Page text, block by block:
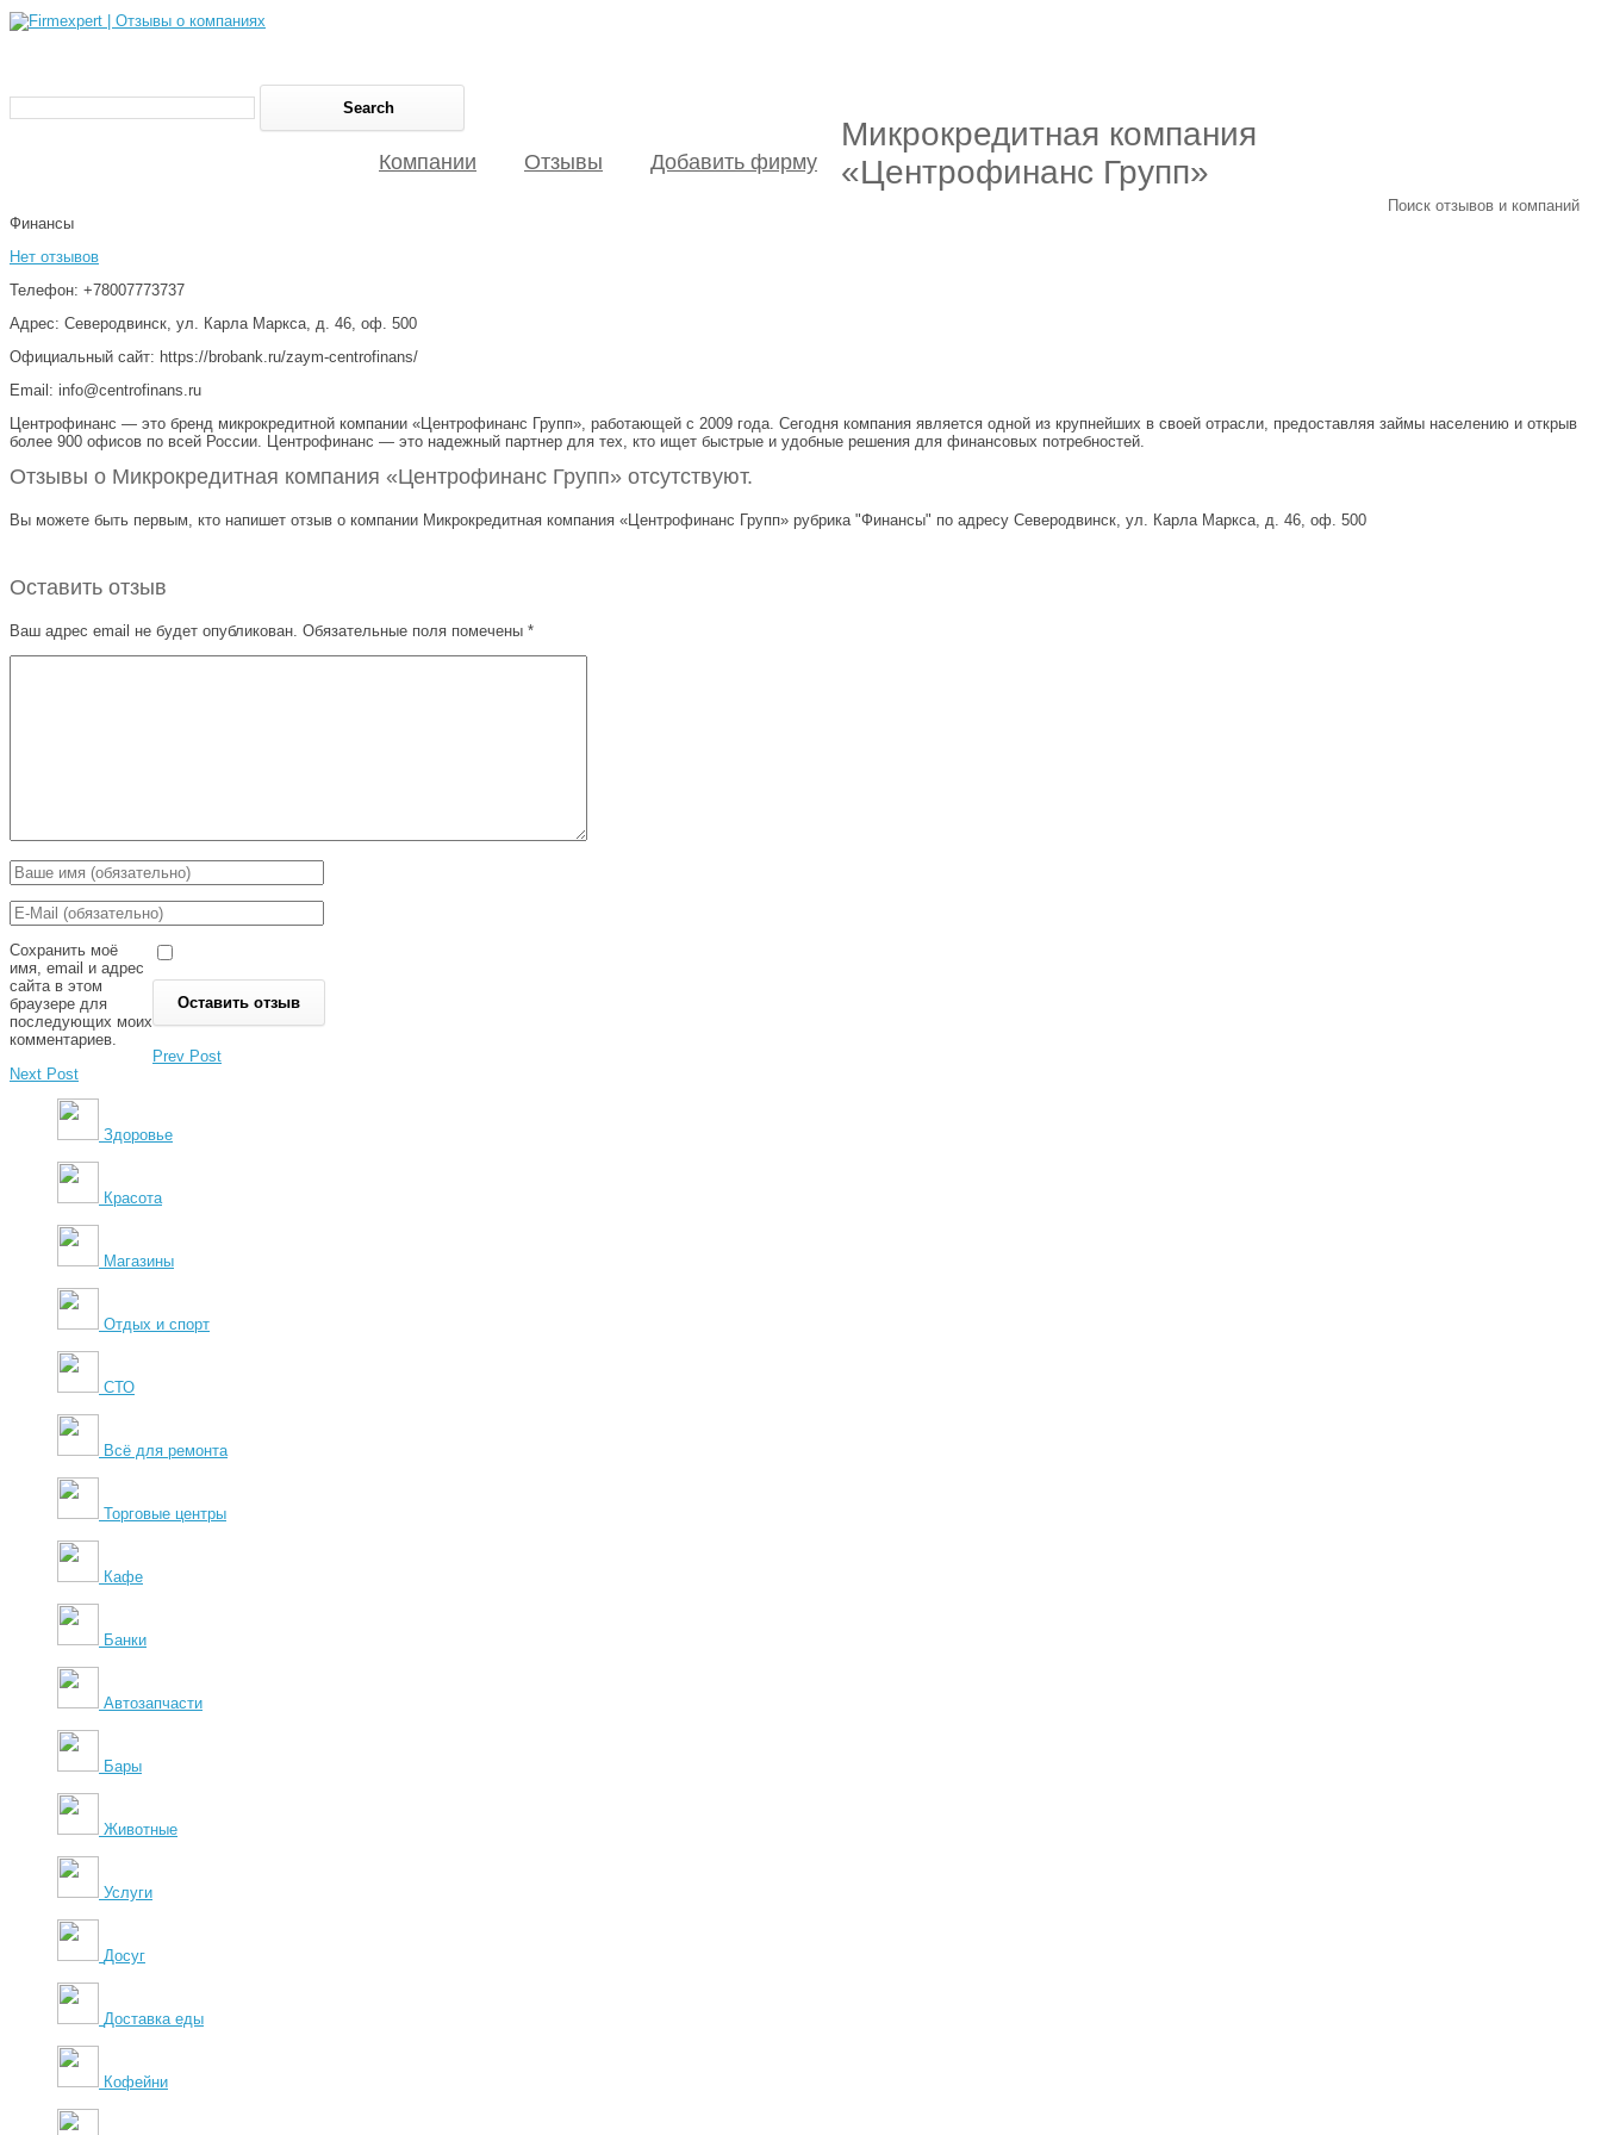
Поиск отзывов и компаний
Компании Отзывы Добавить фирму
Микрокредитная компания
«Центрофинанс Групп»
Финансы
Нет отзывов
Телефон: +78007773737
Адрес: Северодвинск, ул. Карла Маркса, д. 46, оф. 500
Официальный сайт: https://brobank.ru/zaym-centrofinans/
Email: info@centrofinans.ru
Центрофинанс — это бренд микрокредитной компании «Центрофинанс Групп», работающей с 2009 года. Сегодня компания является одной из крупнейших в своей отрасли, предоставляя займы населению и открыв
более 900 офисов по всей России. Центрофинанс — это надежный партнер для тех, кто ищет быстрые и удобные решения для финансовых потребностей.
Отзывы о Микрокредитная компания «Центрофинанс Групп» отсутствуют.
Вы можете быть первым, кто напишет отзыв о компании Микрокредитная компания «Центрофинанс Групп» рубрика "Финансы" по адресу Северодвинск, ул. Карла Маркса, д. 46, оф. 500
Оставить отзыв
Ваш адрес email не будет опубликован. Обязательные поля помечены *
Сохранить моё
имя, email и адрес
сайта в этом
браузере для
последующих моих
комментариев.
Prev Post
Next Post
Здоровье
Красота
Магазины
Отдых и спорт
СТО
Всё для ремонта
Торговые центры
Кафе
Банки
Автозапчасти
Бары
Животные
Услуги
Досуг
Доставка еды
Кофейни